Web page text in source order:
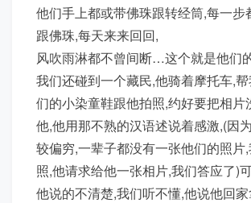
他们手上都或带佛珠跟转经筒,每一步
跟佛珠,每天来来回回,
风吹雨淋都不曾间断…这个就是他
我们还碰到一个藏民,他骑着摩托车,
们的小染童鞋跟他拍照,约好要把相片
他,他用那不熟的汉语述说着感激,(因
较偏穷,一辈子都没有一张他们的照片
照,他请求给他一张相片,我们答应了)
他说的不清楚,我们听不懂,他说他回